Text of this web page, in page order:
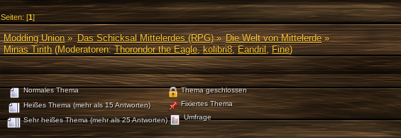
Seiten: [1]
Modding Union» Das Schicksal Mittelerdes (RPG)» Die Welt von Mittelerde»
Minas Tirith(Moderatoren:Thorondor the Eagle,kolibri8,Eandril,Fine)
Normales Thema
Heißes Thema (mehr als 15 Antworten)
Sehr heißes Thema (mehr als 25 Antworten)
Thema geschlossen
Fixiertes Thema
Umfrage